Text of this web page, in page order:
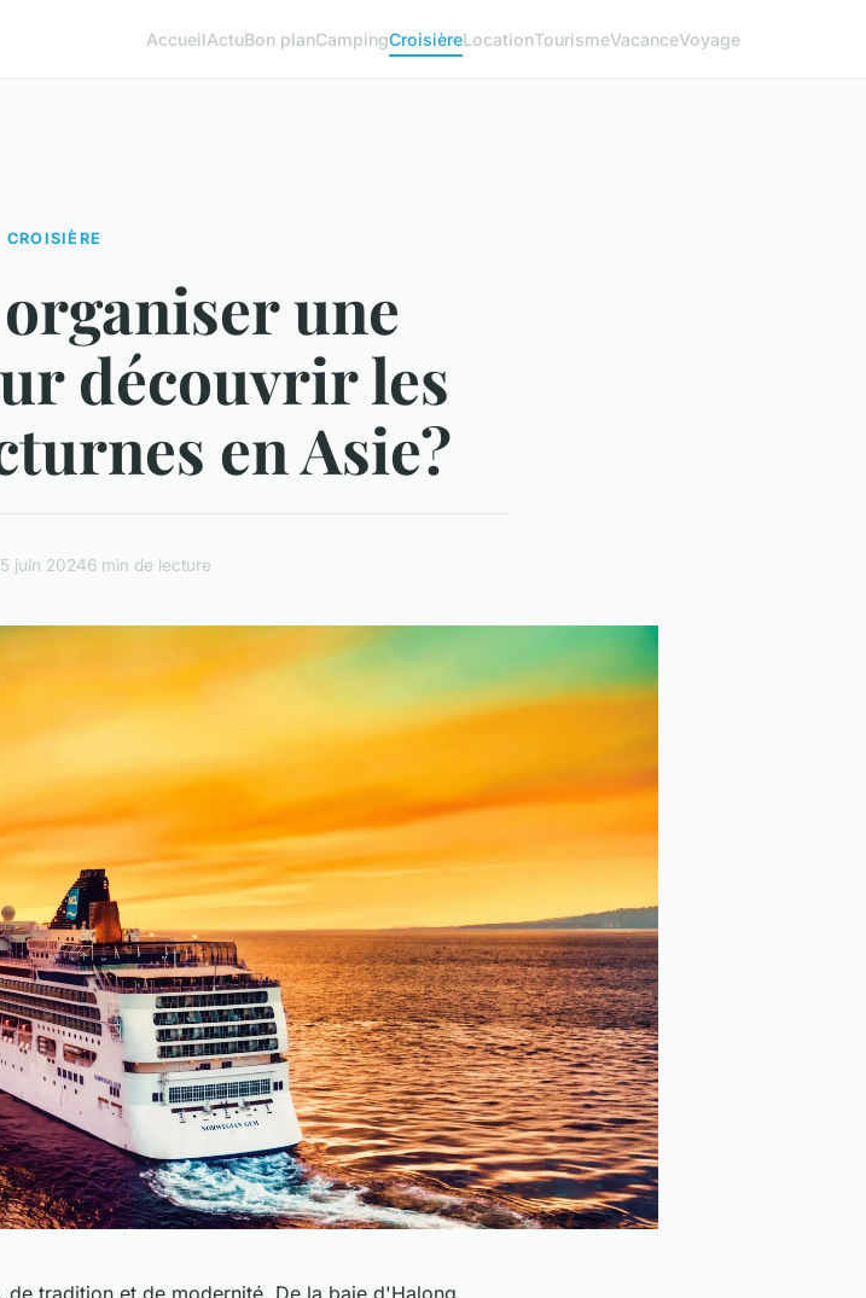
AccueilActuBon planCampingCroisièreLocationTourismeVacanceVoyage
CROISIÈRE
une
découvrir les
en Asie?
5 juin 20246 min de lecture